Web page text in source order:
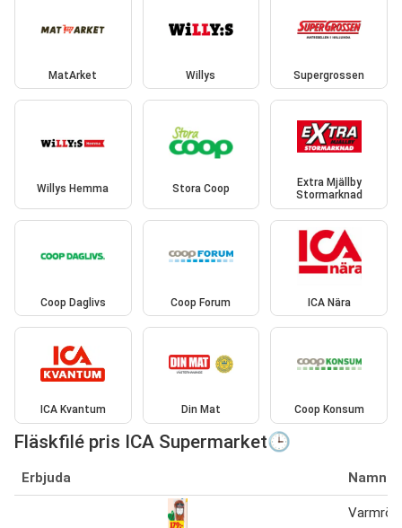
MatArket Willys Supergrossen
Willys Hemma Stora Coop
Extra Mjällby
Stormarknad
Coop Daglivs Coop Forum ICA Nära
ICA Kvantum Din Mat Coop Konsum
Fläskfilé pris ICA Supermarket🕒
Erbjuda Namn